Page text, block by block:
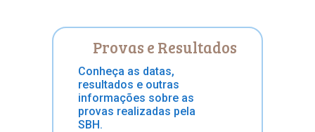
Provas e Resultados
Conheça as datas,
resultados e outras
informações sobre as
provas realizadas pela
SBH.